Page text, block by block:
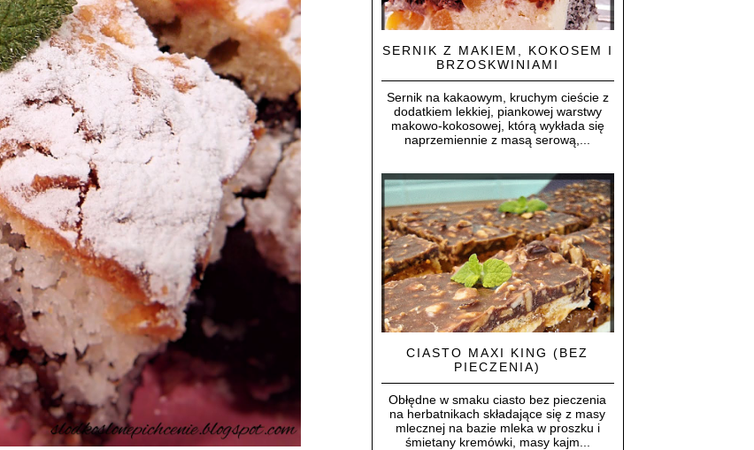
SERNIK Z MAKIEM, KOKOSEM I
BRZOSKWINIAMI
Sernik na kakaowym, kruchym cieście z
dodatkiem lekkiej, piankowej warstwy
makowo-kokosowej, którą wykłada się
naprzemiennie z masą serową,...
CIASTO MAXI KING (BEZ
PIECZENIA)
Obłędne w smaku ciasto bez pieczenia
na herbatnikach składające się z masy
mlecznej na bazie mleka w proszku i
śmietany kremówki, masy kajm...